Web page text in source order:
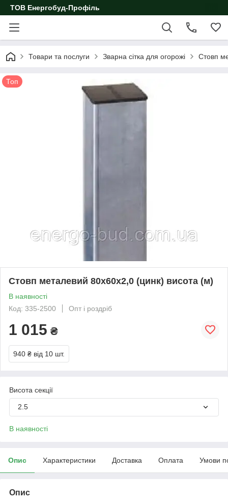
ТОВ Енергобуд-Профіль
Товари та послуги Зварна сітка для огорожі Стовп
Топ
Стовп металевий 80х60х2,0 (цинк) висота (м)
В наявності
Код: 335-2500
Опт і роздріб
1 015 ₴
940 ₴ від 10 шт.
Висота секції
2.5
В наявності
Опис Характеристики Доставка Оплата Умови
Опис